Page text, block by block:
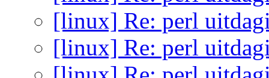
[linux] Re: perl
[linux] Re: perl